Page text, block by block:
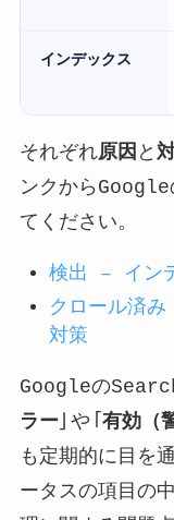
インデックス
それぞれ原因 と
ンクからGoogle
てください。
検出 – イン
クロール済
対策
Googleの
ラー 」や「 有効（
も定期的に目を
ータスの項目の